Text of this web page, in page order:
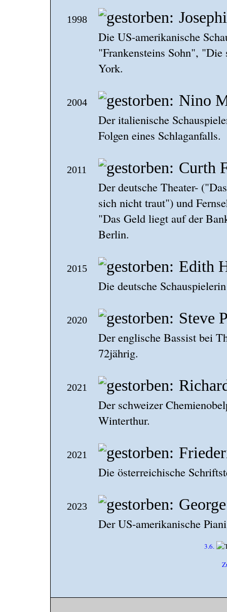
1998
Die US-amerikanische
"Frankensteins Sohn",
York.
2004 Nino
Der italienische
Folgen eines Schlaganfalls.
2011 Curth
Der deutsche Theater-
sich nicht traut") und
"Das Geld liegt auf der
Berlin.
2015 Edith
Die deutsche
2020 Steve
Der englische Bassist bei
72jährig.
2021
Der schweizer
Winterthur.
2021
Die österreichische
2023
Der US-amerikanische
3.6.